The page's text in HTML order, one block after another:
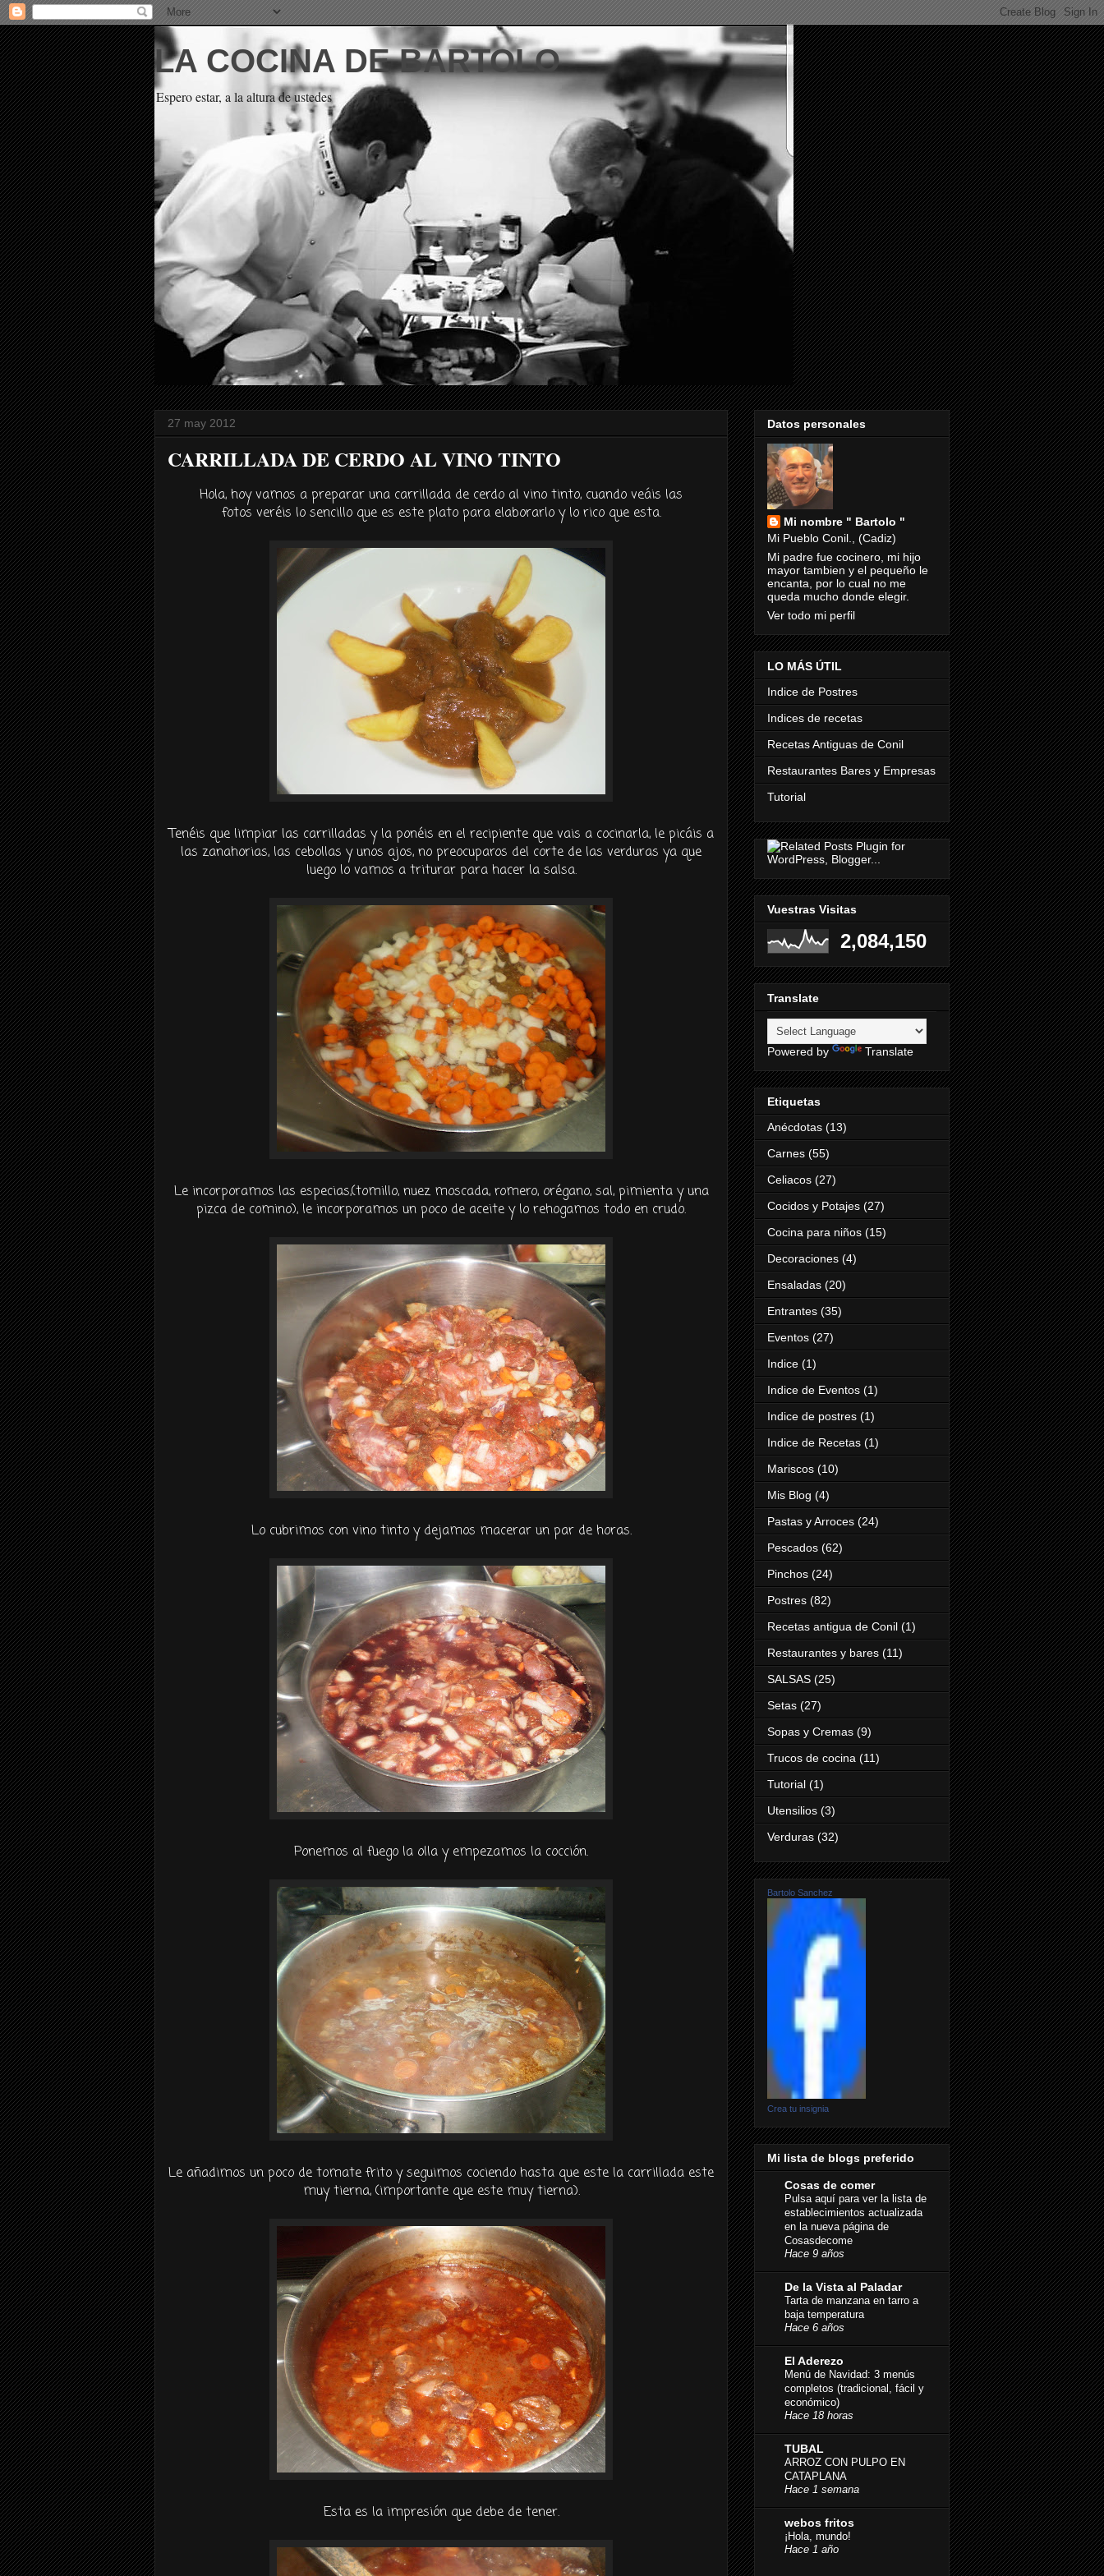
LA COCINA DE BARTOLO
Espero estar, a la altura de ustedes
27 may 2012
CARRILLADA DE CERDO AL VINO TINTO
Hola, hoy vamos a preparar una carrillada de cerdo al vino tinto, cuando veáis las
fotos veréis lo sencillo que es este plato para elaborarlo y lo rico que esta.
Tenéis que limpiar las carrilladas y la ponéis en el recipiente que vais a cocinarla, le picáis a
las zanahorias, las cebollas y unos ajos, no preocuparos del corte de las verduras ya que
luego lo vamos a triturar para hacer la salsa.
Le incorporamos las especias,(tomillo, nuez moscada, romero, orégano, sal, pimienta y una
pizca de comino), le incorporamos un poco de aceite y lo rehogamos todo en crudo.
Lo cubrimos con vino tinto y dejamos macerar un par de horas.
Ponemos al fuego la olla y empezamos la cocción.
Le añadimos un poco de tomate frito y seguimos cociendo hasta que este la carrillada este
muy tierna, (importante que este muy tierna).
Esta es la impresión que debe de tener.
Datos personales
Mi nombre " Bartolo "
Mi Pueblo Conil., (Cadiz)
Mi padre fue cocinero, mi hijo
mayor tambien y el pequeño le
encanta, por lo cual no me
queda mucho donde elegir.
Ver todo mi perfil
LO MÁS ÚTIL
Indice de Postres
Indices de recetas
Recetas Antiguas de Conil
Restaurantes Bares y Empresas
Tutorial
Vuestras Visitas
2,084,150
Translate
Powered by Translate
Etiquetas
Anécdotas (13)
Carnes (55)
Celiacos (27)
Cocidos y Potajes (27)
Cocina para niños (15)
Decoraciones (4)
Ensaladas (20)
Entrantes (35)
Eventos (27)
Indice (1)
Indice de Eventos (1)
Indice de postres (1)
Indice de Recetas (1)
Mariscos (10)
Mis Blog (4)
Pastas y Arroces (24)
Pescados (62)
Pinchos (24)
Postres (82)
Recetas antigua de Conil (1)
Restaurantes y bares (11)
SALSAS (25)
Setas (27)
Sopas y Cremas (9)
Trucos de cocina (11)
Tutorial (1)
Utensilios (3)
Verduras (32)
Bartolo Sanchez
Crea tu insignia
Mi lista de blogs preferido
Cosas de comer
Pulsa aquí para ver la lista de
establecimientos actualizada
en la nueva página de
Cosasdecome
Hace 9 años
De la Vista al Paladar
Tarta de manzana en tarro a
baja temperatura
Hace 6 años
El Aderezo
Menú de Navidad: 3 menús
completos (tradicional, fácil y
económico)
Hace 18 horas
TUBAL
ARROZ CON PULPO EN
CATAPLANA
Hace 1 semana
webos fritos
¡Hola, mundo!
Hace 1 año